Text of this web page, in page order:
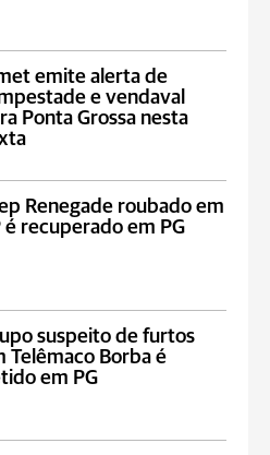
emite alerta de
e vendaval
Ponta Grossa nesta
Renegade roubado em
é recuperado em PG
suspeito de furtos
Telêmaco Borba é
em PG